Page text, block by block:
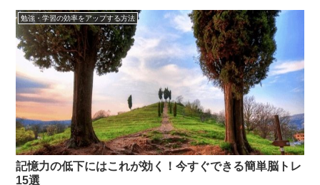
し、「予定通りに勉強を進める」は簡単なことではありません。計画
を立てても...
勉強・学習の効率をアップする方法
記憶力の低下にはこれが効く！今すぐできる簡単脳トレ
15選